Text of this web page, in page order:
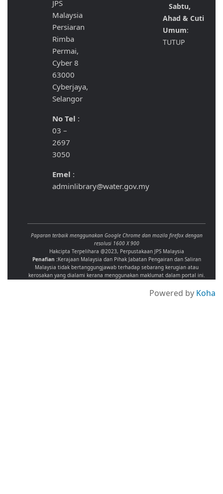
JPS
Malaysia
Persiaran
Rimba
Permai,
Cyber 8
63000
Cyberjaya,
Selangor
No Tel :
03 –
2697
3050
Emel :
adminlibrary@water.gov.my
Sabtu,
Ahad & Cuti
Umum:
TUTUP
Paparan terbaik menggunakan Google Chrome dan mozila firefox dengan
resolusi 1600 X 900
Hakcipta Terpelihara @2023, Perpustakaan JPS Malaysia
Penafian :Kerajaan Malaysia dan Pihak Jabatan Pengairan dan Saliran
Malaysia tidak bertanggungjawab terhadap sebarang kerugian atau
kerosakan yang dialami kerana menggunakan maklumat dalam portal ini.
Powered by Koha